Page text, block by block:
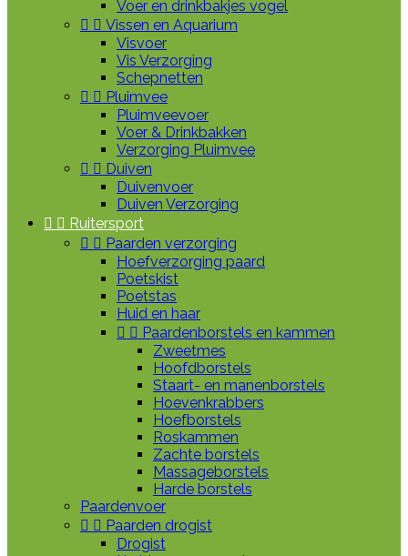
Voer en drinkbakjes vogel
  Vissen en Aquarium
Visvoer
Vis Verzorging
Schepnetten
  Pluimvee
Pluimveevoer
Voer & Drinkbakken
Verzorging Pluimvee
  Duiven
Duivenvoer
Duiven Verzorging
  Ruitersport
  Paarden verzorging
Hoefverzorging paard
Poetskist
Poetstas
Huid en haar
  Paardenborstels en kammen
Zweetmes
Hoofdborstels
Staart- en manenborstels
Hoevenkrabbers
Hoefborstels
Roskammen
Zachte borstels
Massageborstels
Harde borstels
Paardenvoer
  Paarden drogist
Drogist